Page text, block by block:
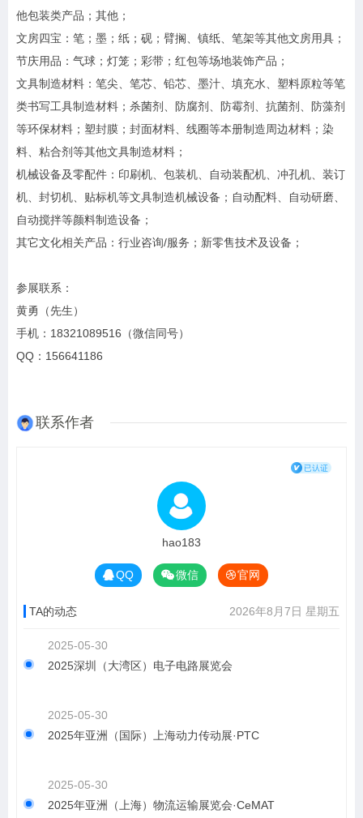
他包装类产品；其他；
文房四宝：笔；墨；纸；砚；臂搁、镇纸、笔架等其他文房用具；
节庆用品：气球；灯笼；彩带；红包等场地装饰产品；
文具制造材料：笔尖、笔芯、铅芯、墨汁、填充水、塑料原粒等笔
类书写工具制造材料；杀菌剂、防腐剂、防霉剂、抗菌剂、防藻剂
等环保材料；塑封膜；封面材料、线圈等本册制造周边材料；染
料、粘合剂等其他文具制造材料；
机械设备及零配件：印刷机、包装机、自动装配机、冲孔机、装订
机、封切机、贴标机等文具制造机械设备；自动配料、自动研磨、
自动搅拌等颜料制造设备；
其它文化相关产品：行业咨询/服务；新零售技术及设备；
参展联系：
黄勇（先生）
手机：18321089516（微信同号）
QQ：156641186
联系作者
hao183
QQ 微信 官网
TA的动态 2026年8月7日 星期五
2025-05-30
2025深圳（大湾区）电子电路展览会
2025-05-30
2025年亚洲（国际）上海动力传动展·PTC
2025-05-30
2025年亚洲（上海）物流运输展览会·CeMAT